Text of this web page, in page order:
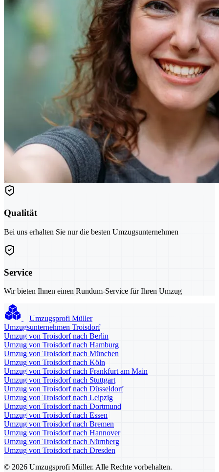
Qualität
Bei uns erhalten Sie nur die besten Umzugsunternehmen
Service
Wir bieten Ihnen einen Rundum-Service für Ihren Umzug
Umzugsprofi Müller
Umzugsunternehmen Troisdorf
Umzug von Troisdorf nach Berlin
Umzug von Troisdorf nach Hamburg
Umzug von Troisdorf nach München
Umzug von Troisdorf nach Köln
Umzug von Troisdorf nach Frankfurt am Main
Umzug von Troisdorf nach Stuttgart
Umzug von Troisdorf nach Düsseldorf
Umzug von Troisdorf nach Leipzig
Umzug von Troisdorf nach Dortmund
Umzug von Troisdorf nach Essen
Umzug von Troisdorf nach Bremen
Umzug von Troisdorf nach Hannover
Umzug von Troisdorf nach Nürnberg
Umzug von Troisdorf nach Dresden
© 2026 Umzugsprofi Müller. Alle Rechte vorbehalten.